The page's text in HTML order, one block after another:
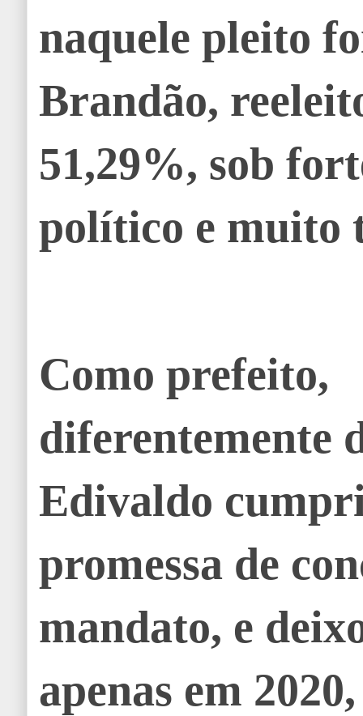
naquele pleito
Brandão,
51,29%, sob
político e muito
Como prefeito,
diferentemente
Edivaldo
promessa de
mandato, e
apenas em